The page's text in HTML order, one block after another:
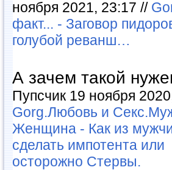
ноября 2021, 23:17 //
факт... - Заговор
голубой реванш…
А зачем такой
Пупсчик 19 ноября
Gorg.Любовь и
Женщина - Как из
сделать импотента или
осторожно Стервы.